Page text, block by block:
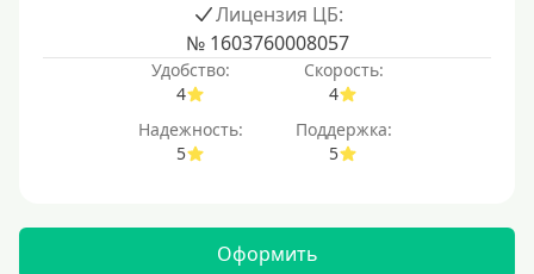
Лицензия ЦБ:
№ 1603760008057
Удобство:
4
Скорость:
4
Надежность:
5
Поддержка:
5
Оформить